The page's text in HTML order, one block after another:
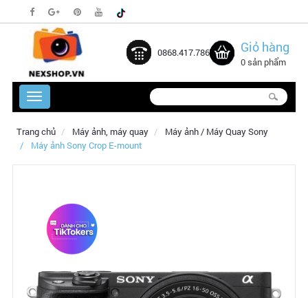
0868.417.786 Giỏ hàng
0 sản phẩm
Trang chủ Máy ảnh, máy quay
Máy ảnh / Máy Quay Sony
Máy ảnh Sony Crop E-mount